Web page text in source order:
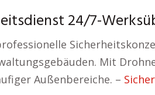
24/7-
Mit
Außenbereiche. –